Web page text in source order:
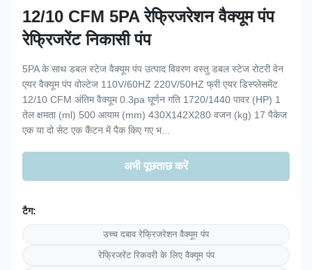
12/10 CFM 5PA रेफ्रिजरेशन वैक्यूम पंप
रेफ्रिजरेंट निकासी पंप
5PA के साथ डबल स्टेज वैक्यूम पंप उत्पाद विवरण वस्तु डबल स्टेज रोटरी वेन
एयर वैक्यूम पंप वोल्टेज 110V/60HZ 220V/50HZ फ्री एयर डिस्प्लेसमेंट
12/10 CFM अंतिम वैक्यूम 0.3pa घूर्णन गति 1720/1440 पावर (HP) 1
तेल क्षमता (ml) 500 आयाम (mm) 430X142X280 वजन (kg) 17 पैकेज
एक या दो सेट एक कैंटन में पैक किए गए भ...
अभी पूछताछ करें
टैग:
उच्च दबाव रेफ्रिजरेशन वैक्यूम पंप
रेफ्रिजरेंट रिकवरी के लिए वैक्यूम पंप